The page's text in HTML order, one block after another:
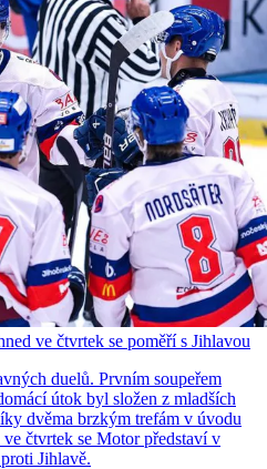
ve čtvrtek se poměří s Jihlavou
duelů. Prvním soupeřem
útok byl složen z mladších
dvěma brzkým trefám v úvodu
čtvrtek se Motor představí v
Jihlavě.